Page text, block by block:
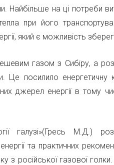
Найбільше на ці потреби
при його
який є можливість
газом з Сибіру, а
Це посилило енергетичну
джерел енергії в тому
галузі»(Гресь М.Д.)
та практичних
з російської газової